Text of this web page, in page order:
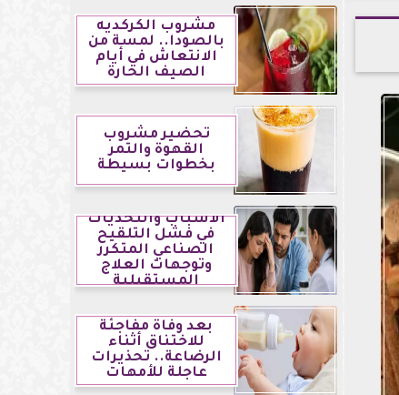
مشروب الكركديه
بالصودا.. لمسة من
الانتعاش في أيام
الصيف الحارة
تحضير مشروب
القهوة والتمر
بخطوات بسيطة
الأسباب والتحديات
في فشل التلقيح
الصناعي المتكرر
وتوجهات العلاج
المستقبلية
بعد وفاة مفاجئة
للاختناق أثناء
الرضاعة.. تحذيرات
عاجلة للأمهات